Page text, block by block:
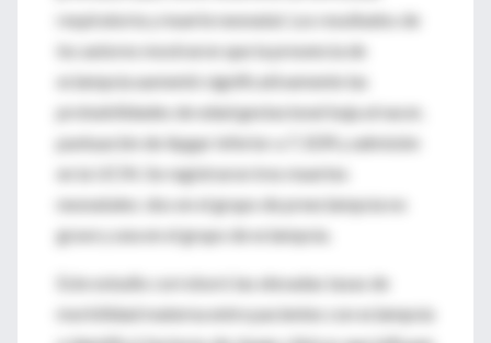
respiratoria y muerte neonatal. Los resultados de
los autores mostraron que la presencia de
eclampsia aumentó significativamente las
probabilidades de edad gestacional baja al nacer,
puntuación de Apgar inferior a 7, SDR y admisión
en la UCIN. Se registraron tres muertes
neonatales: dos en el grupo de preeclampsia no
grave y una en el grupo de eclampsia.
Este estudio corroboró las elevadas tasas de
morbilidad materna entre pacientes con eclampsia